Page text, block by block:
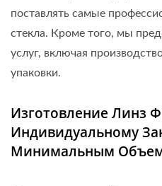
поставлять самые
стекла. Кроме того, мы
услуг, включая
упаковки.
Изготовление Линз
Индивидуальному
Минимальным